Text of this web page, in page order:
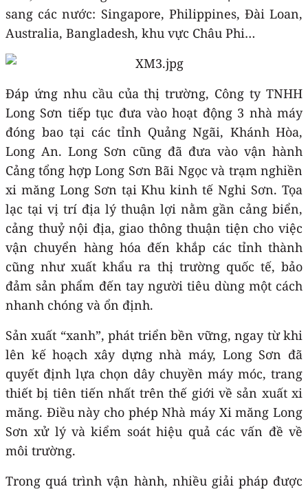
sang các nước: Singapore, Philippines, Đài Loan,
Australia, Bangladesh, khu vực Châu Phi…
Đáp ứng nhu cầu của thị trường, Công ty TNHH
Long Sơn tiếp tục đưa vào hoạt động 3 nhà máy
đóng bao tại các tỉnh Quảng Ngãi, Khánh Hòa,
Long An. Long Sơn cũng đã đưa vào vận hành
Cảng tổng hợp Long Sơn Bãi Ngọc và trạm nghiền
xi măng Long Sơn tại Khu kinh tế Nghi Sơn. Tọa
lạc tại vị trí địa lý thuận lợi nằm gần cảng biển,
cảng thuỷ nội địa, giao thông thuận tiện cho việc
vận chuyển hàng hóa đến khắp các tỉnh thành
cũng như xuất khẩu ra thị trường quốc tế, bảo
đảm sản phẩm đến tay người tiêu dùng một cách
nhanh chóng và ổn định.
Sản xuất “xanh”, phát triển bền vững, ngay từ khi
lên kế hoạch xây dựng nhà máy, Long Sơn đã
quyết định lựa chọn dây chuyền máy móc, trang
thiết bị tiên tiến nhất trên thế giới về sản xuất xi
măng. Điều này cho phép Nhà máy Xi măng Long
Sơn xử lý và kiểm soát hiệu quả các vấn đề về
môi trường.
Trong quá trình vận hành, nhiều giải pháp được